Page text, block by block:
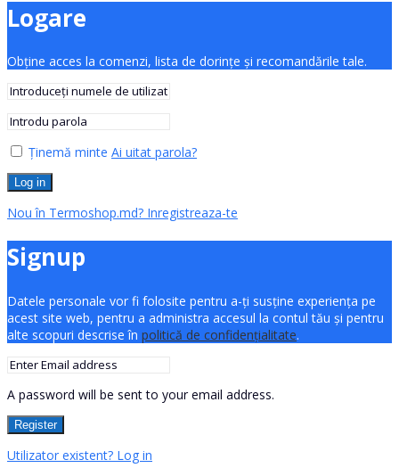
Logare
Obține acces la comenzi, lista de dorințe și recomandările tale.
Ținemă minte Ai uitat parola?
Log in
Nou în Termoshop.md? Inregistreaza-te
Signup
Datele personale vor fi folosite pentru a-ți susține experiența pe
acest site web, pentru a administra accesul la contul tău și pentru
alte scopuri descrise în politică de confidențialitate.
A password will be sent to your email address.
Register
Utilizator existent? Log in